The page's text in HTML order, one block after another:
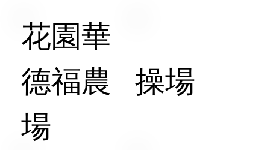
花園華
德福農
場
操場